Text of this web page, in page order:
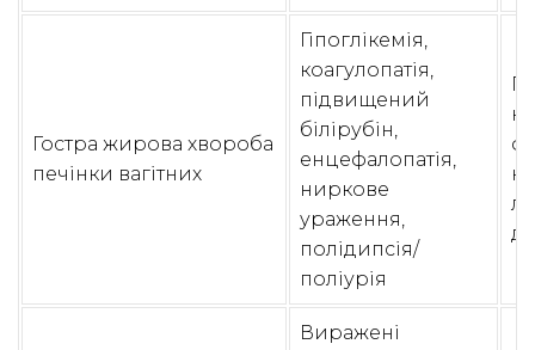
Гостра жирова хвороба
печінки вагітних
Гіпоглікемія,
коагулопатія,
підвищений
білірубін,
енцефалопатія,
ниркове
ураження,
полідипсія/
поліурія
Виражені